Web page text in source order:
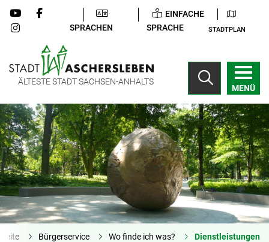
SPRACHEN
EINFACHE
SPRACHE
STADTPLAN
ÄLTESTE STADT SACHSEN-ANHALTS
MENÜ
Bürgerservice Wo finde ich was? Dienstleistungen